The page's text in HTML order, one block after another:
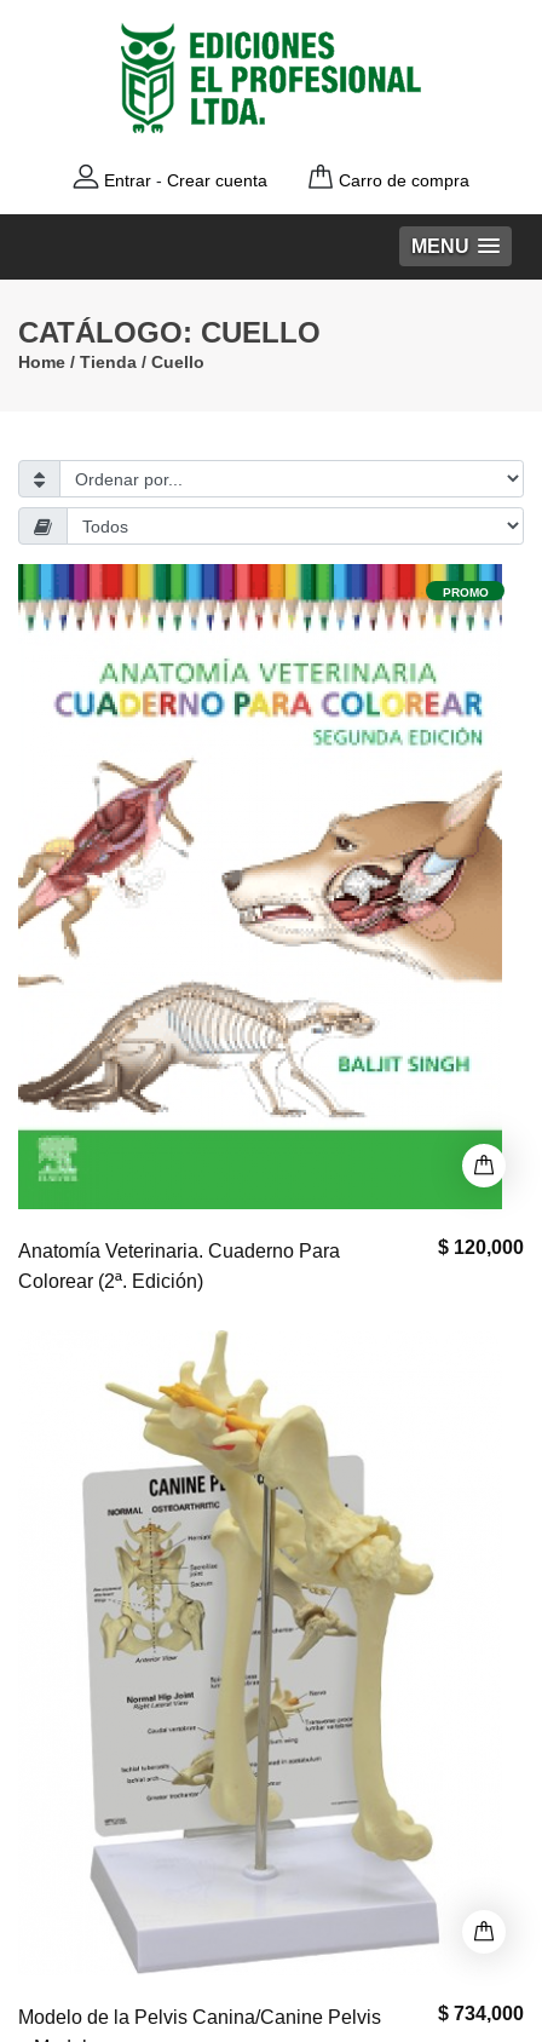
Entrar - Crear cuenta Carro de compra
MENU
CATÁLOGO: CUELLO
Home / Tienda / Cuello
PROMO
$ 120,000
Anatomía Veterinaria. Cuaderno Para
Colorear (2ª. Edición)
$ 734,000
Modelo de la Pelvis Canina/Canine Pelvis